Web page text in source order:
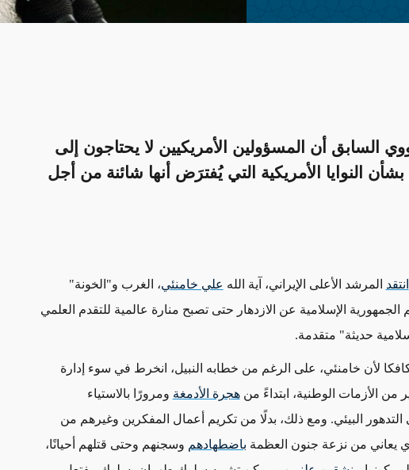
السابق أن المسؤولين الأمريكيين لا يحتاجون إلى
بشأن النوايا الأمريكية التي يُفترَض أنها شائنة من أجل
انتقد المرشد الأعلى الإيراني، آية الله علي خامنئي، الغرب و"الخونة"
الإسلامية عن الازدهار حتى تصبح منارة عالمية للتقدم العلمي
حديثة" متقدمة.
لأن خامنئي، على الرغم من خطابه النبيل، انخرط في سوء إدارة
من الأزمات الوطنية، ابتداءً منهجرة الأدمغة ومرورًا بالاستياء
التدهور البيئي. ومع ذلك، بدلًا من تكريم أعمال المفكرين وغيرهم من
يعاني من نزعة جنون العظمة باضطهادهم وسجنهم وحتى قتلهم أحيانًا،